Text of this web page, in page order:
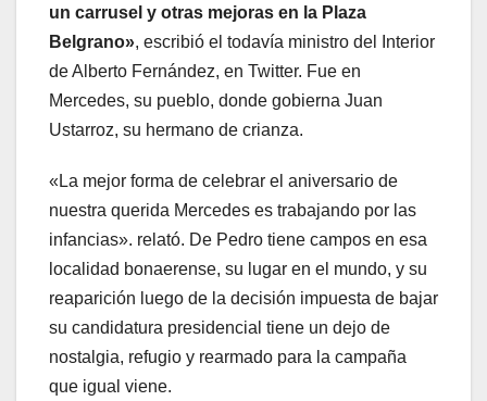
un carrusel y otras mejoras en la Plaza
Belgrano», escribió el todavía ministro del Interior
de Alberto Fernández, en Twitter. Fue en
Mercedes, su pueblo, donde gobierna Juan
Ustarroz, su hermano de crianza.
«La mejor forma de celebrar el aniversario de
nuestra querida Mercedes es trabajando por las
infancias». relató. De Pedro tiene campos en esa
localidad bonaerense, su lugar en el mundo, y su
reaparición luego de la decisión impuesta de bajar
su candidatura presidencial tiene un dejo de
nostalgia, refugio y rearmado para la campaña
que igual viene.